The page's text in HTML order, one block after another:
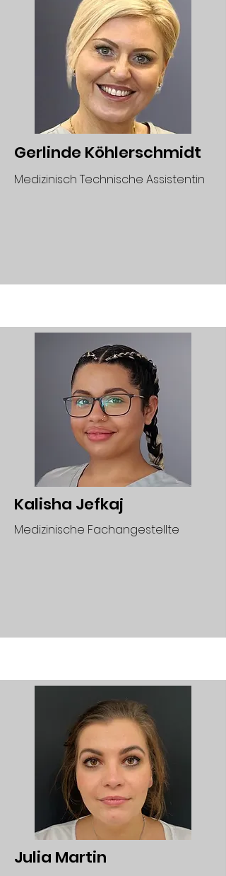
Gerlinde Köhlerschmidt
Medizinisch Technische Assistentin
Kalisha Jefkaj
Medizinische Fachangestellte
Julia Martin